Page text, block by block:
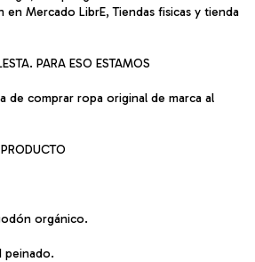
Mercado LibrE, Tiendas fisicas y tienda
PARA ESO ESTAMOS
de comprar ropa original de marca al
orgánico.
peinado.